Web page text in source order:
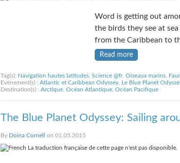
Word is getting out
the birds they see at
from the Caribbean to
Read more
Tag(s): Navigation hautes latitudes, Science @fr, Oiseaux marins,
Evénement(s) : Atlantic et Caribbean Odyssey, Le Blue Planet
Destination(s) : Arctique, Océan Atlantique, Océan Pacifique
The Blue Planet Odyssey: Sailing
By Doina Cornell on 01.05.2015
La traduction française de cette page n'est pas disponible.